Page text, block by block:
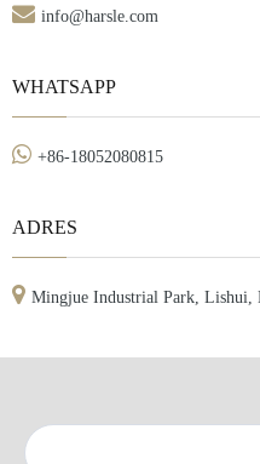
 info@harsle.com
WHATSAPP
 +86-18052080815
ADRES
 Mingjue Industrial Park, Lishui,